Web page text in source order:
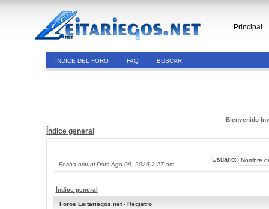
Principal
ÍNDICE DEL FORO FAQ BUSCAR
Bienvenido
Índice general
Fecha actual Dom Ago 09, 2026 2:27 am
Usuario:
Índice general
Foros Leitariegos.net - Registro